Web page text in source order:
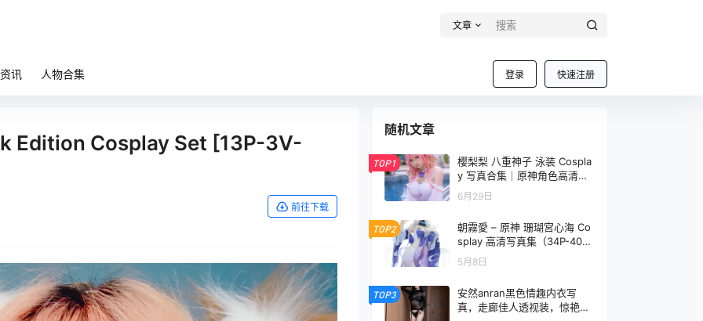
文章
登录 快速注册
讯 人物合集
Edition Cosplay Set [13P-3V-
前往下载
随机文章
TOP1
樱梨梨 八重神子 泳装 Cospla
y 写真合集｜原神角色高清图
集（29P｜429MB）
6月29日
TOP2
朝霧愛 – 原神 珊瑚宮心海 Co
splay 高清写真集（34P-406.
5M）
5月8日
TOP3
安然anran黑色情趣内衣写
真，走廊佳人透视装，惊艳眼